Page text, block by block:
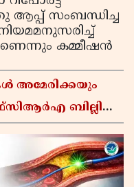
സംബന്ധിച്ച
കമ്മീഷന്‍
അമേരിക്കയും
ബില്ലിലെ